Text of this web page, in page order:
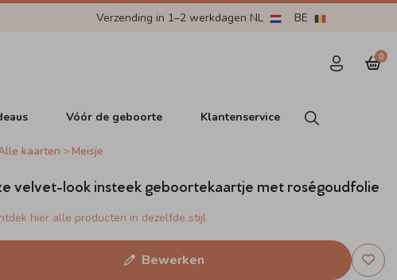
Verzending in 1–2 werkdagen NL BE
0
Vóór de geboorte Klantenservice
kaarten Meisje
velvet-look insteek geboortekaartje met roségoudfolie
hier alle producten in dezelfde stijl
Bewerken